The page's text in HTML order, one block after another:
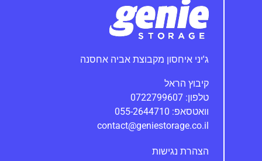
ג'יני‭ ‬איחסון‭ ‬מקבוצת‭ ‬אביה אחסנה
קיבוץ הראל
טלפון: 0722799607
וואטסאפ: 055-2644710
contact@geniestorage.co.il
הצהרת נגישות